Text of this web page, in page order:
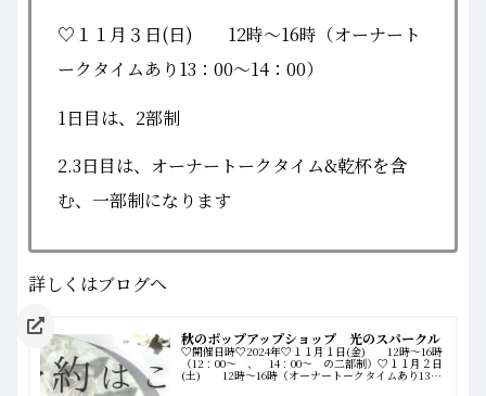
♡１１月３日(日) 12時～16時（オーナート
ークタイムあり13：00～14：00）
1日目は、2部制
2.3日目は、オーナートークタイム&乾杯を含
む、一部制になります
詳しくはブログへ
秋のポップアップショップ 光のスパークル
♡開催日時♡2024年♡１１月１日(金) 12時～16時
（12：00～ 、 14：00～ の二部制）♡１１月２日
(土) 12時～16時（オーナートークタイムあり13：
00～14：00）♡１１月３日(日) 12時～16時（オー